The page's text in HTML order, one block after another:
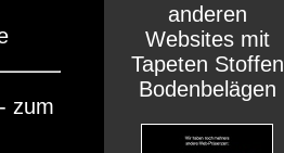
zum
anderen
Websites mit
Tapeten Stoffen
Bodenbelägen